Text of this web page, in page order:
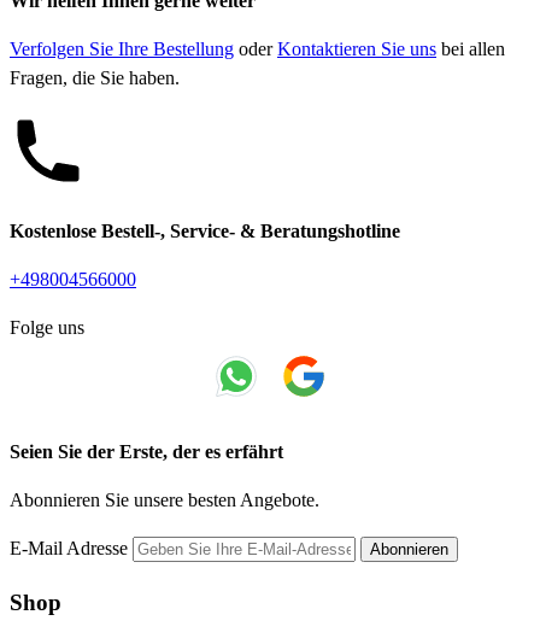
Verfolgen Sie Ihre Bestellung oderKontaktieren Sie uns bei allen
Fragen, die Sie haben.
Kostenlose Bestell-, Service- & Beratungshotline
+498004566000
Folge uns
Seien Sie der Erste, der es erfährt
Abonnieren Sie unsere besten Angebote.
E-Mail Adresse Abonnieren
Shop